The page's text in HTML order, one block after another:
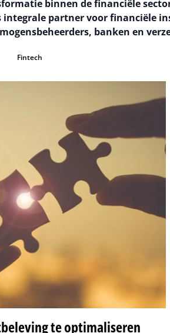
binnen de financiële
partner voor financiële
banken en
Fintech
te optimaliseren